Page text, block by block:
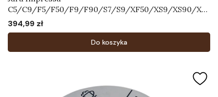
C5/C9/F5/F50/F9/F90/S7/S9/XF50/XS9/XS90/XS
95 - Korpus systemu mleka Art.64606
Cena
394,99 zł
Do koszyka